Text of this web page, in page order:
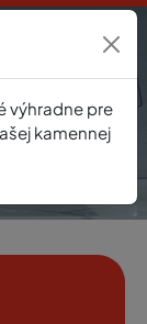
výhradne pre
kamennej